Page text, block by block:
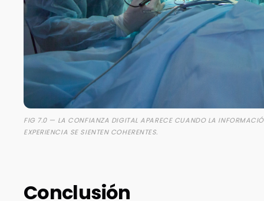
FIG 7.0 — LA CONFIANZA DIGITAL APARECE CUANDO LA
EXPERIENCIA SE SIENTEN COHERENTES.
Conclusión